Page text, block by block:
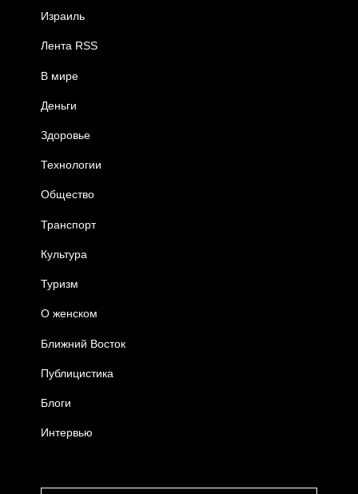
Израиль
Лента RSS
В мире
Деньги
Здоровье
Технологии
Общество
Транспорт
Культура
Туризм
О женском
Ближний Восток
Публицистика
Блоги
Интервью